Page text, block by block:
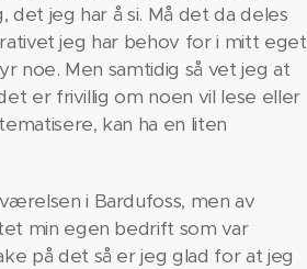
jeg har å si. Må det da deles
jeg har behov for i mitt eget
noe. Men samtidig så vet jeg at
er frivillig om noen vil lese eller
kan ha en liten
i Bardufoss, men av
min egen bedrift som var
på det så er jeg glad for at jeg